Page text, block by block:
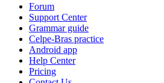
Forum
Support Center
Grammar guide
Celpe-Bras practice
Android app
Help Center
Pricing